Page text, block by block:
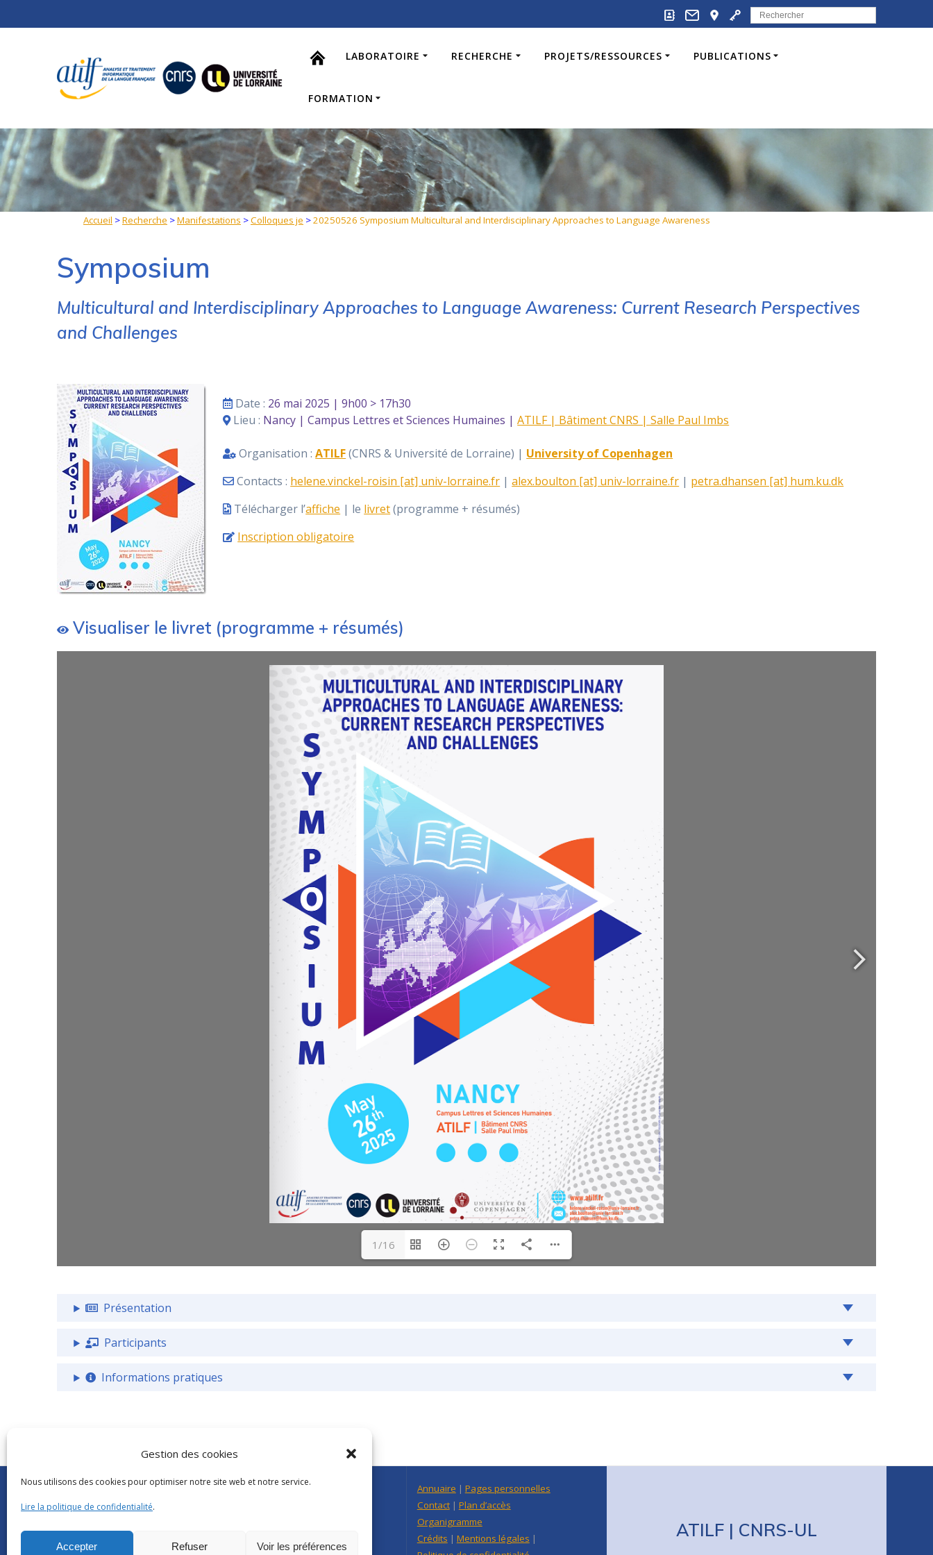
Gestion des cookies
Nous utilisons des cookies pour optimiser notre site web et notre service.
Lire la politique de confidentialité.
Accepter Refuser Voir les préférences
to
Search
for:
LABORATOIRE RECHERCHE PROJETS/RESSOURCES PUBLICATIONS
FORMATION
Accueil >Recherche >Manifestations >Colloques je >20250526 Symposium Multicultural and Interdisciplinary Approaches to Language Awareness
Symposium
Multicultural and Interdisciplinary Approaches to Language Awareness: Current Research Perspectives
and Challenges
Date : 26 mai 2025 | 9h00 > 17h30
Lieu : Nancy | Campus Lettres et Sciences Humaines |ATILF | Bâtiment CNRS | Salle Paul Imbs
Organisation :ATILF(CNRS & Université de Lorraine) | University of Copenhagen
Contacts : helene.vinckel-roisin [at] univ-lorraine.fr |alex.boulton [at] univ-lorraine.fr | petra.dhansen [at] hum.ku.dk
Télécharger l’affiche | le livret(programme + résumés)
Inscription obligatoire
Visualiser le livret (programme + résumés)
1/16
Présentation
Participants
Informations pratiques
Abonnements Frantext
Séminaires ATILF
CNRS|Délégation Centre Est
Annuaire | Pages personnelles
Contact| Plan d’accès
Organigramme
Crédits | Mentions légales |
ATILF | CNRS-UL